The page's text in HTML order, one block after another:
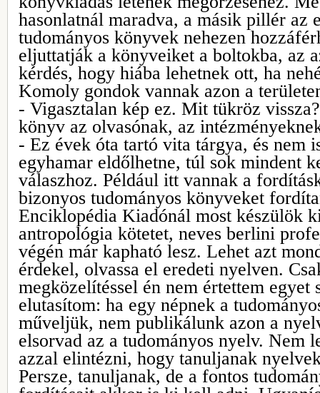
hasonlatnál maradva, a másik pillér az
tudományos könyvek nehezen
eljuttatják a könyveiket a boltokba, az
kérdés, hogy hiába lehetnek ott, ha
Komoly gondok vannak azon a
- Vigasztalan kép ez. Mit tükröz
könyv az olvasónak, az
- Ez évek óta tartó vita tárgya, és nem
egyhamar eldőlhetne, túl sok mindent
válaszhoz. Például itt vannak a
bizonyos tudományos könyveket
Enciklopédia Kiadónál most készülök
antropológia kötetet, neves berlini
végén már kapható lesz. Lehet azt
érdekel, olvassa el eredeti nyelven.
megközelítéssel én nem értettem egyet
elutasítom: ha egy népnek a
műveljük, nem publikálunk azon a
elsorvad az a tudományos nyelv. Nem
azzal elintézni, hogy tanuljanak
Persze, tanuljanak, de a fontos